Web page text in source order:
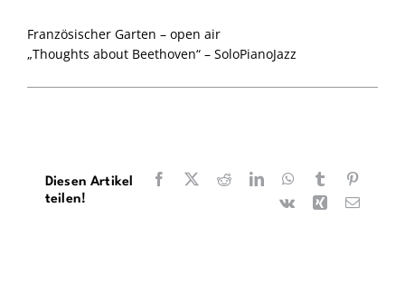
Französischer Garten – open air
„Thoughts about Beethoven“ – SoloPianoJazz
Diesen Artikel
teilen!
Facebook RedditLinkedInWhatsApp
Tumblr
Vk
Xing E-